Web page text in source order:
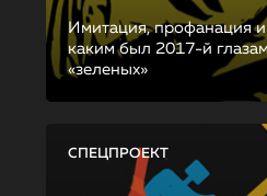
Имитация, профанация
каким был 2017-й
«зеленых»
СПЕЦПРОЕКТ